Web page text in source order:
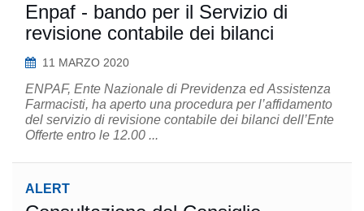
Enpaf - bando per il Servizio di
revisione contabile dei bilanci
11 MARZO 2020
ENPAF, Ente Nazionale di Previdenza ed Assistenza
Farmacisti, ha aperto una procedura per l’affidamento
del servizio di revisione contabile dei bilanci dell’Ente
Offerte entro le 12.00 ...
ALERT